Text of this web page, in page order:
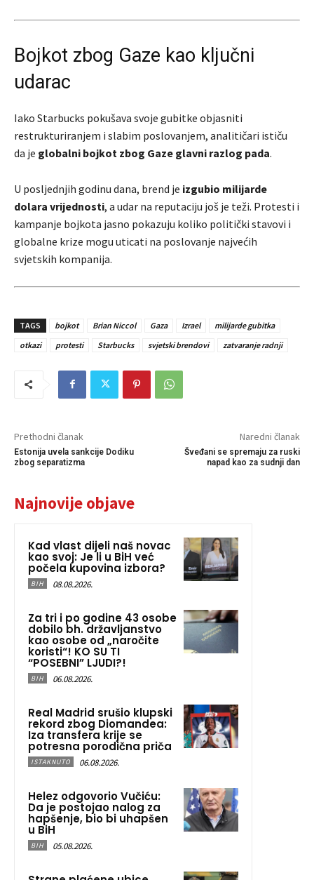
Bojkot zbog Gaze kao ključni
udarac
Iako Starbucks pokušava svoje gubitke objasniti
restrukturiranjem i slabim poslovanjem, analitičari ističu
da je globalni bojkot zbog Gaze glavni razlog pada.
U posljednjih godinu dana, brend je izgubio milijarde
dolara vrijednosti, a udar na reputaciju još je teži. Protesti i
kampanje bojkota jasno pokazuju koliko politički stavovi i
globalne krize mogu uticati na poslovanje najvećih
svjetskih kompanija.
TAGS bojkot Brian Niccol Gaza Izrael
milijarde gubitka
otkazi
protesti Starbucks svjetski brendovi zatvaranje radnji
Prethodni članak
Estonija uvela sankcije Dodiku
zbog separatizma
Naredni članak
Šveđani se spremaju za ruski
napad kao za sudnji dan
Najnovije objave
Kad vlast dijeli naš novac
kao svoj: Je li u BiH već
počela kupovina izbora?
BIH 08.08.2026.
Za tri i po godine 43 osobe
dobilo bh. državljanstvo
kao osobe od „naročite
koristi“! KO SU TI
“POSEBNI” LJUDI?!
BIH 06.08.2026.
Real Madrid srušio klupski
rekord zbog Diomandea:
Iza transfera krije se
potresna porodična priča
ISTAKNUTO 06.08.2026.
Helez odgovorio Vučiću:
Da je postojao nalog za
hapšenje, bio bi uhapšen
u BiH
BIH 05.08.2026.